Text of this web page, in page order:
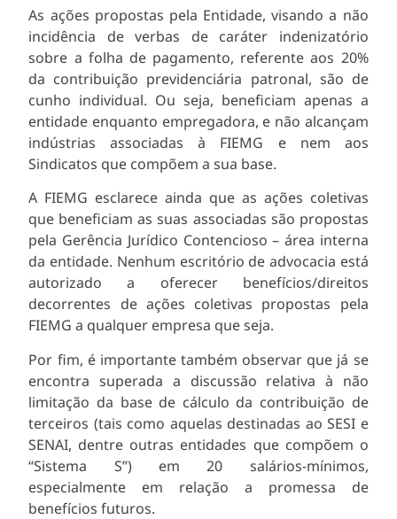
As ações propostas pela Entidade, visando a não
incidência de verbas de caráter indenizatório
sobre a folha de pagamento, referente aos 20%
da contribuição previdenciária patronal, são de
cunho individual. Ou seja, beneficiam apenas a
entidade enquanto empregadora, e não alcançam
indústrias associadas à FIEMG e nem aos
Sindicatos que compõem a sua base.
A FIEMG esclarece ainda que as ações coletivas
que beneficiam as suas associadas são propostas
pela Gerência Jurídico Contencioso – área interna
da entidade. Nenhum escritório de advocacia está
autorizado a oferecer benefícios/direitos
decorrentes de ações coletivas propostas pela
FIEMG a qualquer empresa que seja.
Por fim, é importante também observar que já se
encontra superada a discussão relativa à não
limitação da base de cálculo da contribuição de
terceiros (tais como aquelas destinadas ao SESI e
SENAI, dentre outras entidades que compõem o
“Sistema S”) em 20 salários-mínimos,
especialmente em relação a promessa de
benefícios futuros.